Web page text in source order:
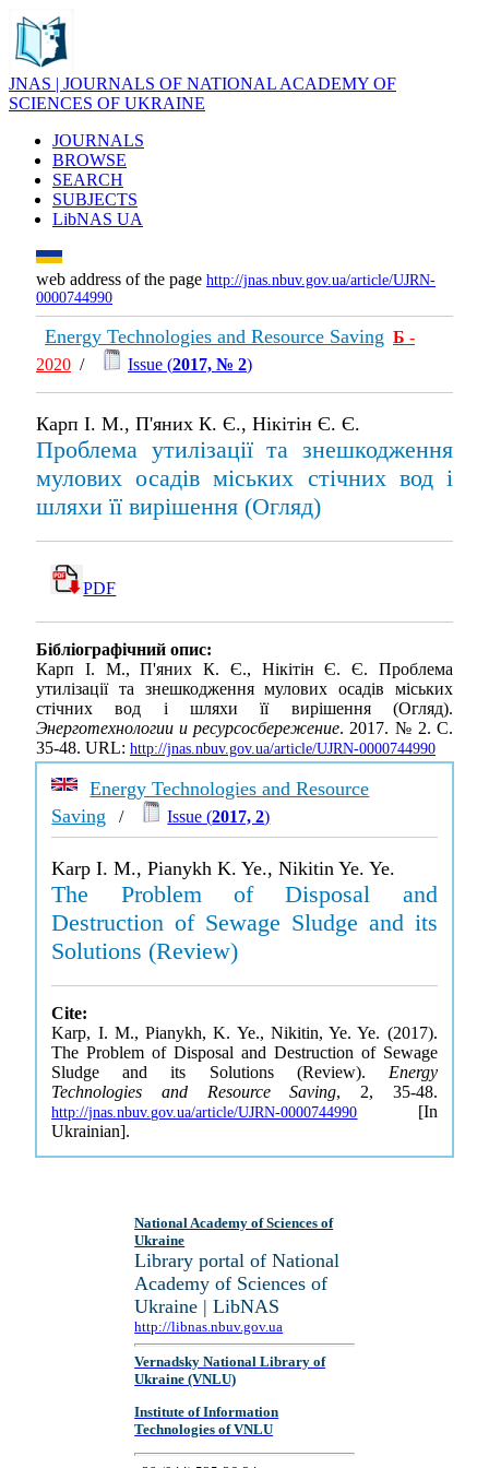
JNAS | JOURNALS OF NATIONAL ACADEMY OF
SCIENCES OF UKRAINE
JOURNALS
BROWSE
SEARCH
SUBJECTS
LibNAS UA
web address of the page http://jnas.nbuv.gov.ua/article/UJRN-
0000744990
Energy Technologies and Resource Saving Б -
2020 / Issue (2017, № 2)
Карп І. М., П'яних К. Є., Нікітін Є. Є.
Проблема утилізації та знешкодження
мулових осадів міських стічних вод і
шляхи її вирішення (Огляд)
PDF
Бібліографічний опис:
Карп І. М., П'яних К. Є., Нікітін Є. Є. Проблема
утилізації та знешкодження мулових осадів міських
стічних вод і шляхи її вирішення (Огляд).
Энерготехнологии и ресурсосбережение. 2017. № 2. С.
35-48. URL: http://jnas.nbuv.gov.ua/article/UJRN-0000744990
Energy Technologies and Resource
Saving / Issue (2017, 2)
Karp I. M., Pianykh K. Ye., Nikitin Ye. Ye.
The Problem of Disposal and
Destruction of Sewage Sludge and its
Solutions (Review)
Cite:
Karp, I. M., Pianykh, K. Ye., Nikitin, Ye. Ye. (2017).
The Problem of Disposal and Destruction of Sewage
Sludge and its Solutions (Review). Energy
Technologies and Resource Saving, 2, 35-48.
http://jnas.nbuv.gov.ua/article/UJRN-0000744990 [In
Ukrainian].
National Academy of Sciences of
Ukraine
Library portal of National
Academy of Sciences of
Ukraine | LibNAS
http://libnas.nbuv.gov.ua
Vernadsky National Library of
Ukraine (VNLU)
Institute of Information
Technologies of VNLU